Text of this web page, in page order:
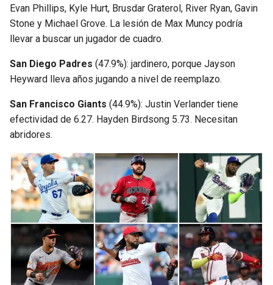
Evan Phillips, Kyle Hurt, Brusdar Graterol, River Ryan, Gavin
Stone y Michael Grove. La lesión de Max Muncy podría
llevar a buscar un jugador de cuadro.
San Diego Padres (47.9%): jardinero, porque Jayson
Heyward lleva años jugando a nivel de reemplazo.
San Francisco Giants (44.9%): Justin Verlander tiene
efectividad de 6.27. Hayden Birdsong 5.73. Necesitan
abridores.